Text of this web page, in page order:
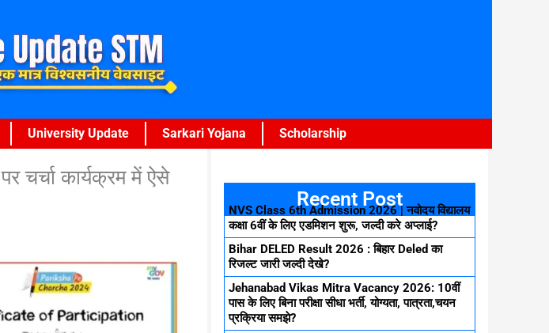
University Update Sarkari Yojana Scholarship
कार्यक्रम में ऐसे
Recent Post
NVS Class 6th Admission 2026 | नवोदय विद्यालय
कक्षा 6वीं के लिए एडमिशन शुरू, जल्दी करे अप्लाई?
Bihar DELED Result 2026 : बिहार Deled का
रिजल्ट जारी जल्दी देखे?
Jehanabad Vikas Mitra Vacancy 2026: 10वीं
पास के लिए बिना परीक्षा सीधा भर्ती, योग्यता, पात्रता,चयन
प्रक्रिया समझे?